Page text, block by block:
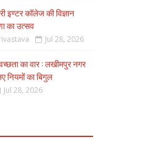
इण्टर कॉलेज की विज्ञान
का उत्सव
Jul 28, 2026
का वार : लखीमपुर नगर
नियमों का बिगुल
Jul 28, 2026